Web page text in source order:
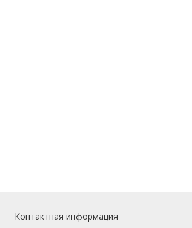
Контактная информация